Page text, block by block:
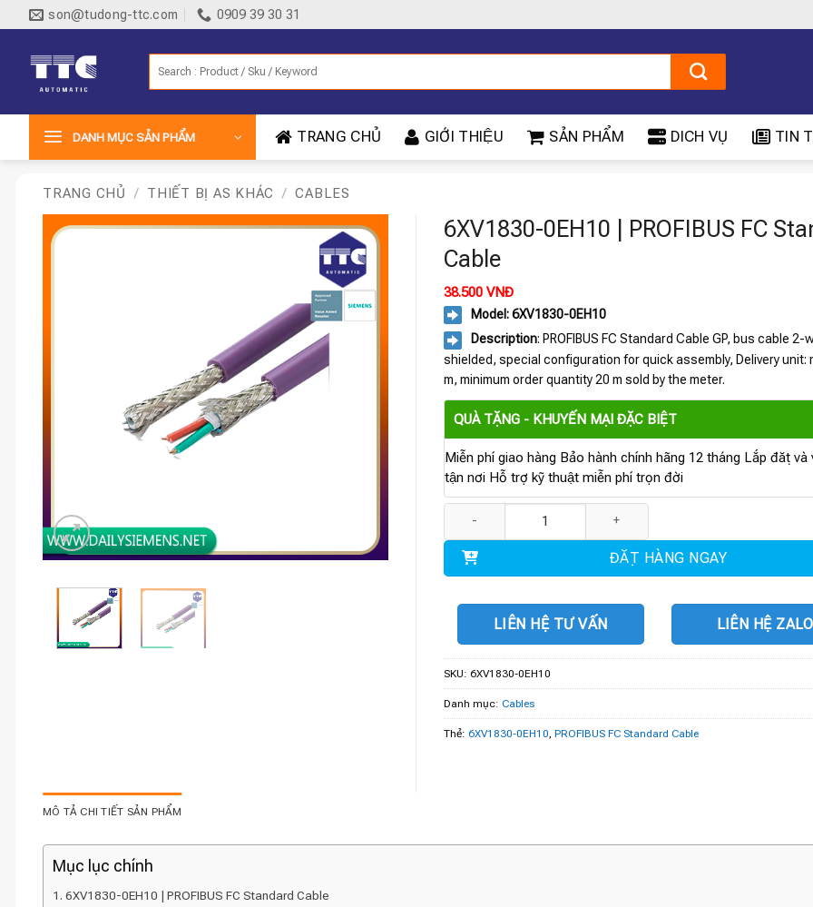
qua
son@tudong-ttc.com 0909 39 30 31
DANH MỤC SẢN PHẨM TRANG CHỦ GIỚI THIỆU SẢN PHẨM DICH VỤ TIN
TRANG CHỦ / THIẾT BỊ AS KHÁC / CABLES
6XV1830-0EH10 | PROFIBUS FC
Cable
38.500 VNĐ
Model: 6XV1830-0EH10
Description: PROFIBUS FC Standard Cable GP, bus cable 2-
shielded, special configuration for quick assembly, Delivery unit:
m, minimum order quantity 20 m sold by the meter.
QUÀ TẶNG - KHUYẾN MẠI ĐẶC BIỆT
Miễn phí giao hàng Bảo hành chính hãng 12 tháng Lắp đặt và
tận nơi Hỗ trợ kỹ thuật miễn phí trọn đời
ĐẶT HÀNG NGAY
LIÊN HỆ TƯ VẤN LIÊN HỆ ZALO
SKU: 6XV1830-0EH10
Danh mục: Cables
Thẻ: 6XV1830-0EH10 PROFIBUS FC Standard Cable
MÔ TẢ CHI TIẾT SẢN PHẨM
Mục lục chính
6XV1830-0EH10 | PROFIBUS FC Standard Cable